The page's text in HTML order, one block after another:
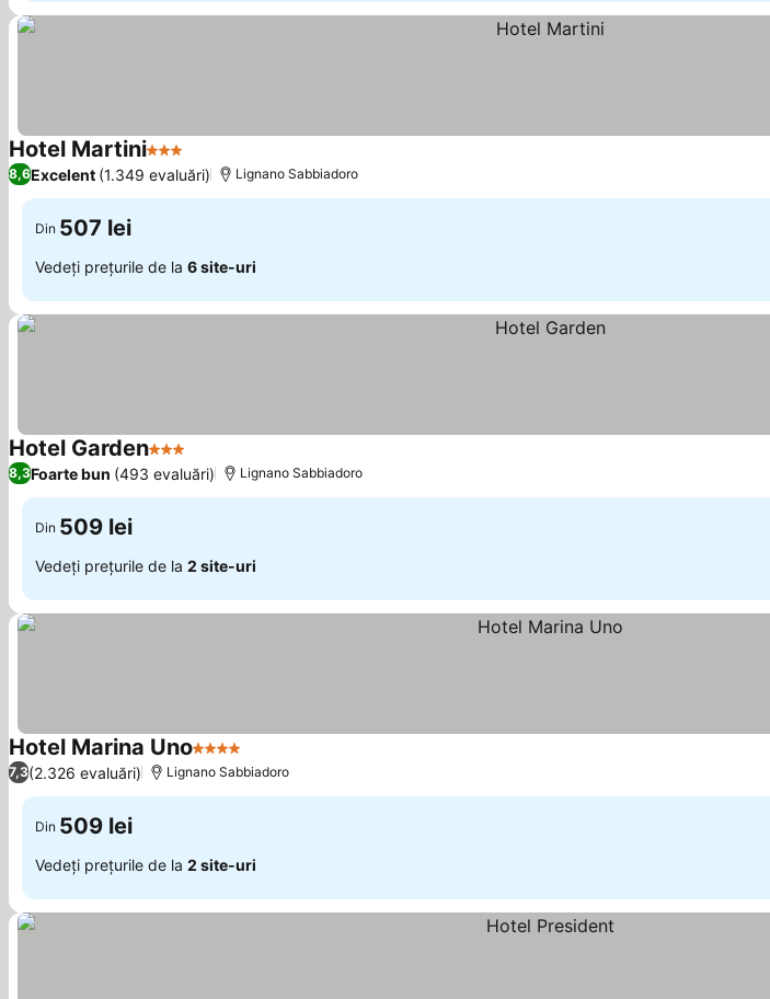
Hotel Martini3 Stele
8,6Excelent (1.349 evaluări) Lignano Sabbiadoro
Din 507 lei
Vedeți prețurile de la 6 site-uri
Hotel Garden3 Stele
8,3Foarte bun (493 evaluări) Lignano Sabbiadoro
Din 509 lei
Vedeți prețurile de la 2 site-uri
Hotel Marina Uno4 Stele
7,3(2.326 evaluări) Lignano Sabbiadoro
Din 509 lei
Vedeți prețurile de la 2 site-uri